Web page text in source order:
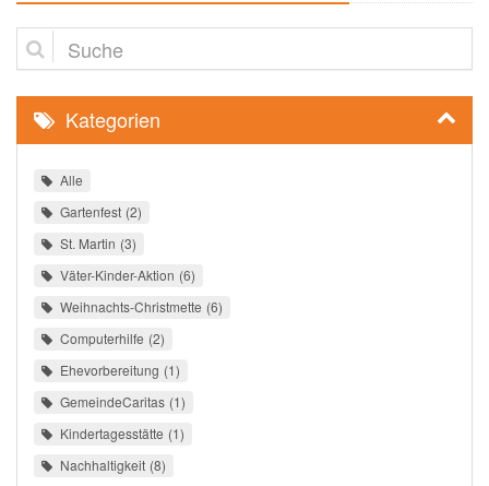
Suche
Kategorien
Alle
Gartenfest 2
St. Martin 3
Väter-Kinder-Aktion 6
Weihnachts-Christmette 6
Computerhilfe 2
Ehevorbereitung 1
GemeindeCaritas 1
Kindertagesstätte 1
Nachhaltigkeit 8